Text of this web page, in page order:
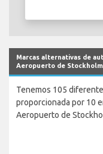
Marcas alternativas de
Aeropuerto de Stockholm
Tenemos 105
proporcionada por 10
Aeropuerto de